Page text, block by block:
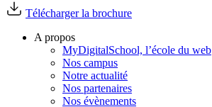
Télécharger la brochure
A propos
MyDigitalSchool, l’école du web
Nos campus
Notre actualité
Nos partenaires
Nos évènements